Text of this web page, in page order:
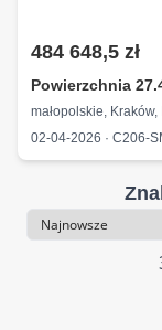
484 648,5 zł
Powierzchnia
małopolskie, Kraków,
02-04-2026 · C206-
Sortowanie